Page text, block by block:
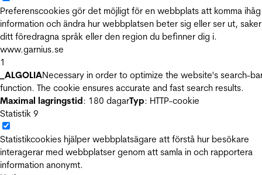
Preferenscookies gör det möjligt för en webbplats att komma ihåg
information och ändra hur webbplatsen beter sig eller ser ut,
ditt föredragna språk eller den region du befinner dig i.
www.garnius.se
1
_ALGOLIANecessary in order to optimize the website's search-
function. The cookie ensures accurate and fast search results.
Maximal lagringstid: 180 dagarTyp: HTTP-cookie
Statistik 9
Statistikcookies hjälper webbplatsägare att förstå hur besökare
interagerar med webbplatser genom att samla in och rapportera
information anonymt.